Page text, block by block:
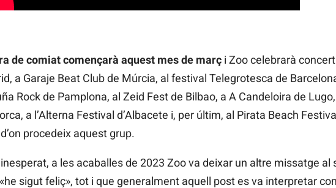
de comiat començarà aquest mes de marçi Zoo celebrarà
a Garaje Beat Club de Múrcia, al festival Telegrotesca de
Rock de Pamplona, al Zeid Fest de Bilbao, a A Candeloira de
a l’Alterna Festival d’Albacete i, per últim, al Pirata Beach
procedeix aquest grup.
a les acaballes de 2023 Zoo va deixar un altre missatge al
sigut feliç», tot i que generalment aquell post es va interpretar